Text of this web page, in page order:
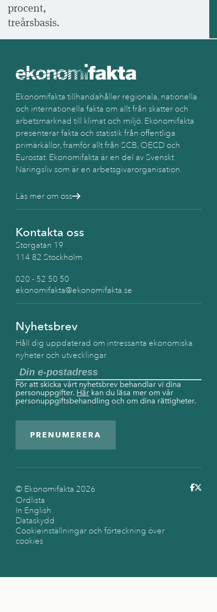
procent,
treårsbasis.
Ekonomifakta tillhandahåller regionala, nationella
och internationella fakta om allt från skatter och
arbetsmarknad till klimat och miljö. Ekonomifakta
presenterar fakta och statistik från offentliga
primärkällor, framför allt från SCB, OECD och
Eurostat. Ekonomifakta är en del av Svenskt
Näringsliv som är en arbetsgivarorganisation.
Läs mer om oss
Kontakta oss
Storgatan 19
114 82 Stockholm
020 - 52 50 50
ekonomifakta@ekonomifakta.se
Nyhetsbrev
Håll dig uppdaterad om intressanta ekonomiska
nyheter och utvecklingar.
För att skicka vårt nyhetsbrev behandlar vi dina
personuppgifter. Här kan du läsa mer om vår
personuppgiftsbehandling och om dina rättigheter.
PRENUMERERA
© Ekonomifakta 2026
Ordlista
In English
Dataskydd
Cookieinställningar och förteckning över
cookies